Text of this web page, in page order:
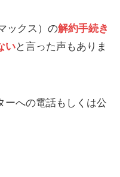
ックス）の解約手続き
いと言った声もありま
ーへの電話もしくは公